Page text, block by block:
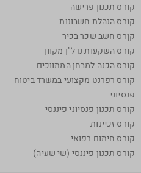
קורס תכנון פרישה
קורס הנהלת חשבונות
קןרס חשב שכר בכיר
קורס השקעות נדל"ן מקוון
קורס הכנה למבחן המתווכים
קורס רפרנט מקצועי במשרד ביטוח
פנסיוני
קורס תכנון פנסיוני פיננסי
קורס זכיינות
קורס חיתום רפואי
קורס תכנון פיננסי (שי שעיה)